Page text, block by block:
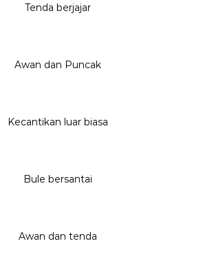
Tenda berjajar
Awan dan Puncak
Kecantikan luar biasa
Bule bersantai
Awan dan tenda